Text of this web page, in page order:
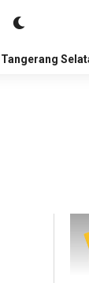
Tangerang